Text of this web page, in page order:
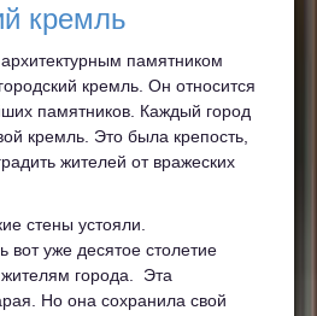
кремль
памятником
кремль. Он относится
памятников. Каждый город
кремль. Это была крепость,
жителей от вражеских
стены устояли.
вот уже десятое столетие
города. Эта
Но она сохранила свой